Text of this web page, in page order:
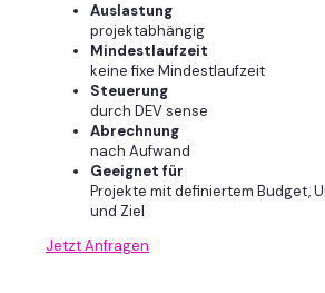
Auslastung
projektabhängig
Mindestlaufzeit
keine fixe Mindestlaufzeit
Steuerung
durch DEV sense
Abrechnung
nach Aufwand
Geeignet für
Projekte mit definiertem Budget,
und Ziel
Jetzt Anfragen